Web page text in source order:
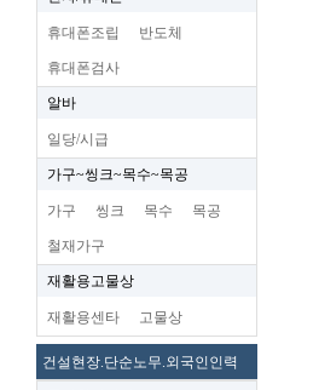
휴대폰조립 반도체
휴대폰검사
알바
일당/시급
가구~씽크~목수~목공
가구 씽크 목수 목공
철재가구
재활용고물상
재활용센타 고물상
건설현장.단순노무.외국인인력